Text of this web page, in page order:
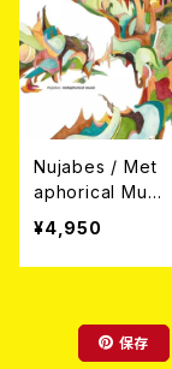
Nujabes / Met
aphorical Musi
c (2LP)
¥4,950
保存